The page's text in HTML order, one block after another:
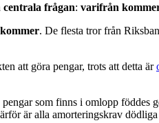
centrala frågan: varifrån
. De flesta tror från
att göra pengar, trots att detta är
pengar som finns i omlopp föddes
är alla amorteringskrav